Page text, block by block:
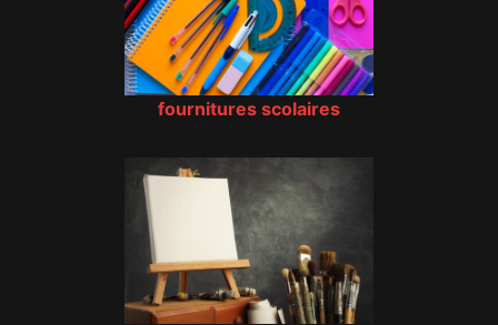
fournitures scolaires